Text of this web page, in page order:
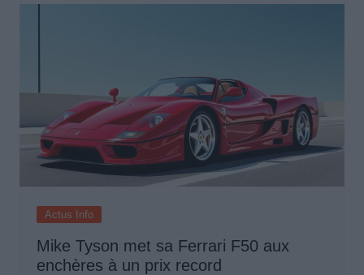
Actus Info
Mike Tyson met sa Ferrari F50 aux
enchères à un prix record